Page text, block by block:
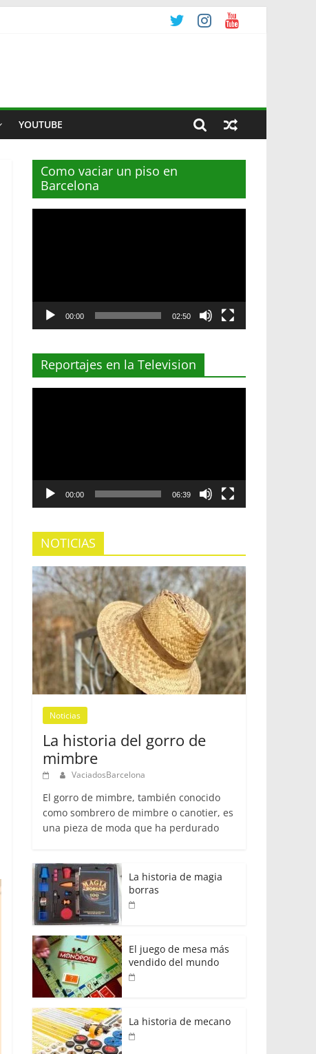
YOUTUBE
Como vaciar un piso en
Barcelona
00:00 02:50
Reportajes en la Television
00:00 06:39
NOTICIAS
Noticias
La historia del gorro de
mimbre
VaciadosBarcelona
El gorro de mimbre, también conocido
como sombrero de mimbre o canotier, es
una pieza de moda que ha perdurado
La historia de magia
borras
El juego de mesa más
vendido del mundo
La historia de mecano